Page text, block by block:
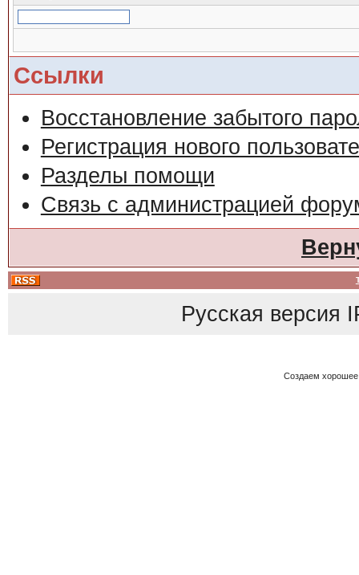
Ссылки
Восстановление забытого
Регистрация нового
Разделы помощи
Связь с администрацией
Русская версия
Создаем